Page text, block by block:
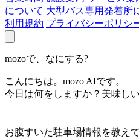
について 大型バス専用発着所
利用規約 プライバシーポリシ
mozoで、なにする?
こんにちは。mozo AIです。
今日は何をしますか？美味し
お腹すいた駐車場情報を教えて